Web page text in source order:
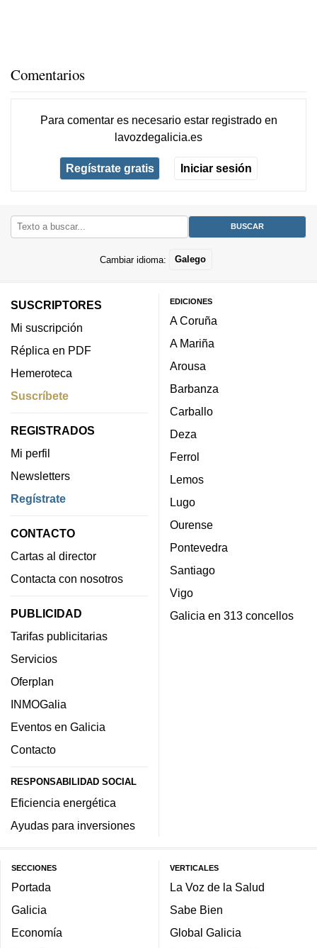
Comentarios
Para comentar es necesario estar registradoen
lavozdegalicia.es
Regístrate gratis Iniciar sesión
Cambiar idioma: Galego
SUSCRIPTORES
Mi suscripción
Réplica en PDF
Hemeroteca
Suscríbete
REGISTRADOS
Mi perfil
Newsletters
Regístrate
CONTACTO
Cartas al director
Contacta con nosotros
PUBLICIDAD
Tarifas publicitarias
Servicios
Oferplan
INMOGalia
Eventos en Galicia
Contacto
RESPONSABILIDAD SOCIAL
Eficiencia energética
Ayudas para inversiones
EDICIONES
A Coruña
A Mariña
Arousa
Barbanza
Carballo
Deza
Ferrol
Lemos
Lugo
Ourense
Pontevedra
Santiago
Vigo
Galicia en 313 concellos
SECCIONES
Portada
Galicia
Economía
VERTICALES
La Voz de la Salud
Sabe Bien
Global Galicia